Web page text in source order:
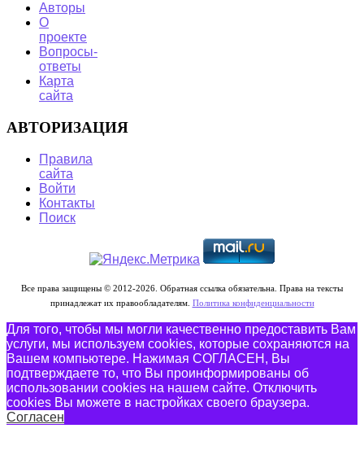
Авторы
О
проекте
Вопросы-
ответы
Карта
сайта
АВТОРИЗАЦИЯ
Правила
сайта
Войти
Контакты
Поиск
Все права защищены © 2012-2026. Обратная ссылка обязательна. Права на тексты
принадлежат их правообладателям. Политика конфиденциальности
Для того, чтобы мы могли качественно предоставить Вам
услуги, мы используем cookies, которые сохраняются на
Вашем компьютере. Нажимая СОГЛАСЕН, Вы
подтверждаете то, что Вы проинформированы об
использовании cookies на нашем сайте. Отключить
cookies Вы можете в настройках своего браузера.
Согласен